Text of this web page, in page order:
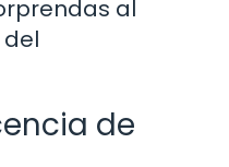
al
de